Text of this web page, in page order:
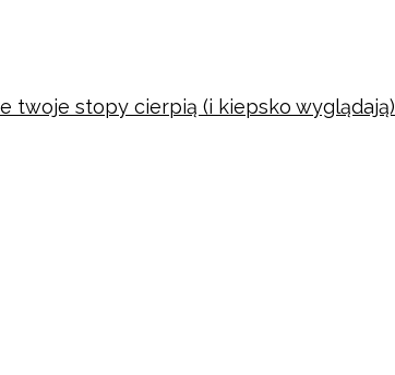
twoje stopy cierpią (i kiepsko wyglądają)